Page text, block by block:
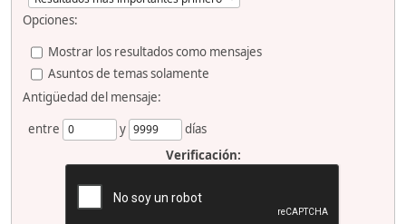
Opciones:
Mostrar los resultados como mensajes
Asuntos de temas solamente
Antigüedad del mensaje:
entre
y
días
Verificación: